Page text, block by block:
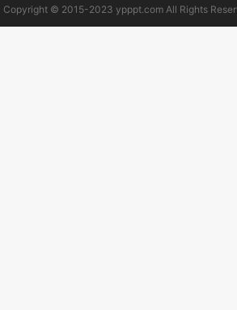
Copyright © 2015-2023 ypppt.com All Rights